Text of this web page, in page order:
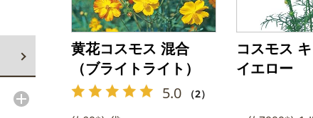
黄花コスモス 混合
（ブライトライト）
5.0 （2）
コスモス
イエロー